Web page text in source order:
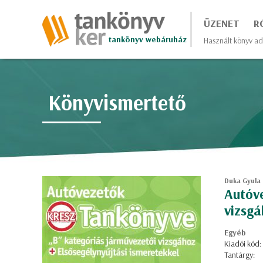
tankönyv webáruház
ÜZENET
Használt könyv
Könyvismertető
Duka
Egyéb
Kiadói kód:
Tantárgy: